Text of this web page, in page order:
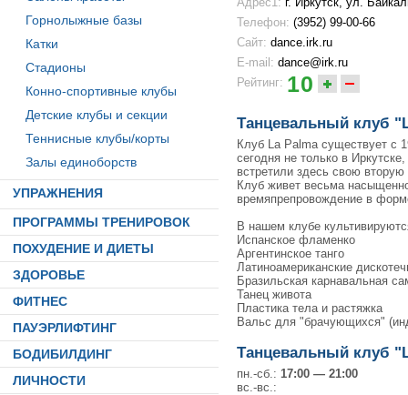
Горнолыжные базы
Катки
Стадионы
Конно-спортивные клубы
Детские клубы и секции
Теннисные клубы/корты
Залы единоборств
УПРАЖНЕНИЯ
ПРОГРАММЫ ТРЕНИРОВОК
ПОХУДЕНИЕ И ДИЕТЫ
ЗДОРОВЬЕ
ФИТНЕС
ПАУЭРЛИФТИНГ
БОДИБИЛДИНГ
ЛИЧНОСТИ
Телефон: (3952) 99-00-66
Сайт: dance.irk.ru
E-mail: dance@irk.ru
Рейтинг: 10
Танцевальный клуб
Клуб La Palma существует с
сегодня не только в
встретили здесь свою вторую
Клуб живет весьма
времяпрепровождение в
В нашем клубе
Испанское фламенко
Аргентинское танго
Латиноамериканские
Бразильская карнавальная
Танец живота
Пластика тела и растяжка
Вальс для "брачующихся"
Танцевальный клуб
пн.-сб.: 17:00 — 21:00
вс.-вс.: